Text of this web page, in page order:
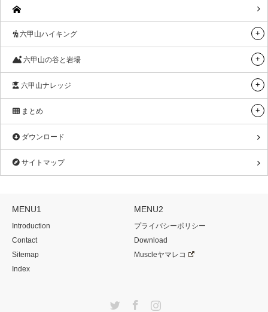
六甲山ハイキング
六甲山の谷と岩場
六甲山ナレッジ
まとめ
ダウンロード
サイトマップ
MENU1
Introduction
Contact
Sitemap
Index
MENU2
プライバシーポリシー
Download
Muscleヤマレコ